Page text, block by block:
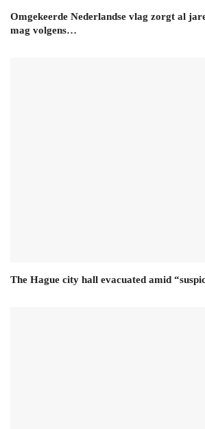
Omgekeerde Nederlandse vlag zorgt al
mag volgens…
The Hague city hall evacuated amid